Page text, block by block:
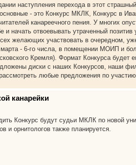
наступления перехода в этот
- это Конкурс МКЛК, Конкурс в
канареечного пения. У многих
и начать отвоевывать утраченный
желающих участвовать в очередном,
- 6-го числа, в помещении МОИП и
Кремля). Формат Конкурса будет
диски с наших Конкурсов, наши
любые предложения по
канарейки
Конкурс будут судьи МКЛК по новой
и орнитологов также планируется.